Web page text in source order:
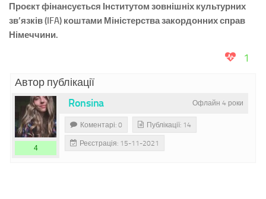
Проєкт фінансується Інститутом зовнішніх культурних
зв’язків (IFA) коштами Міністерства закордонних справ
Німеччини.
1
Автор публікації
Офлайн 4 роки
Ronsina
4
Коментарі: 0 Публікації: 14
Реєстрація: 15-11-2021